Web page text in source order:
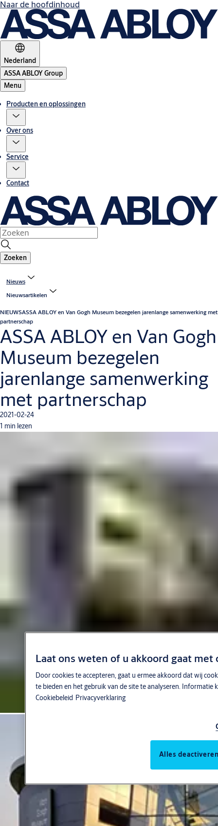
Naar de hoofdinhoud
Nederland
ASSA ABLOY Group
Menu
Producten en oplossingen
Over ons
Service
Contact
Zoeken
Nieuws
Nieuwsartikelen
NIEUWSASSA ABLOY en Van Gogh Museum bezegelen jarenlange samenwerking met
partnerschap
ASSA ABLOY en Van Gogh
Museum bezegelen
jarenlange samenwerking
met partnerschap
2021-02-24
1 min lezen
Laat ons weten of u akkoord gaat met
Door cookies te accepteren, gaat u ermee akkoord dat wij
te bieden en het gebruik van de site te analyseren. Informatie
Cookiebeleid Privacyverklaring
Alles